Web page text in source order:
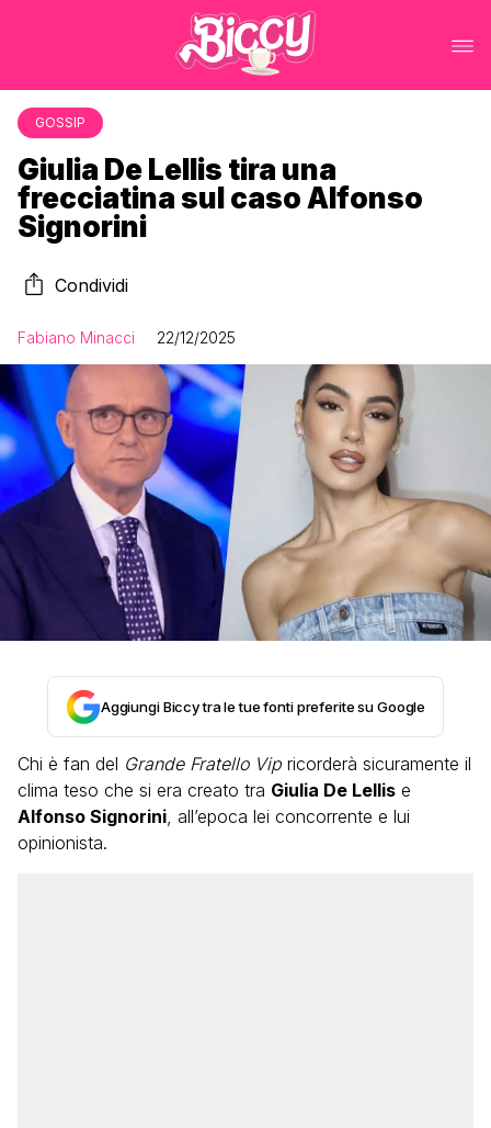
GOSSIP
Giulia De Lellis tira una
frecciatina sul caso Alfonso
Signorini
Condividi
Fabiano Minacci 22/12/2025
Aggiungi Biccy tra le tue fonti preferite su Google
Chi è fan del Grande Fratello Vip ricorderà sicuramente il
clima teso che si era creato tra Giulia De Lellis e
Alfonso Signorini, all’epoca lei concorrente e lui
opinionista.